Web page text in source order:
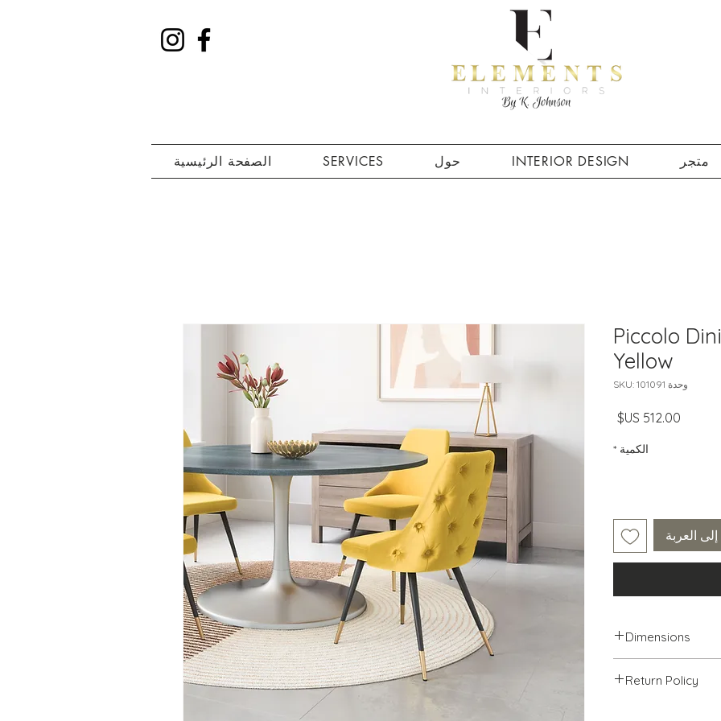
الصفحة الرئيسية SERVICES حول INTERIOR DESIGN متجر
Piccolo
Yellow
وحدة SKU: 101091
السعر
الكمية *
العربة
Dimensions
Return Policy